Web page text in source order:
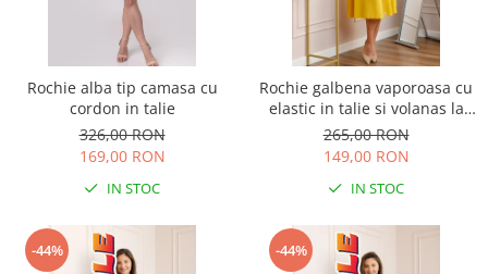
Rochie alba tip camasa cu
cordon in talie
326,00 RON
169,00 RON
IN STOC
Rochie galbena vaporoasa cu
elastic in talie si volanas la
decolteu Allegra
265,00 RON
149,00 RON
IN STOC
-44% -44%